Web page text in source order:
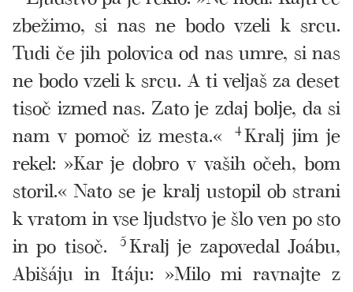
zbežimo, si nas ne bodo vzeli k srcu.
Tudi če jih polovica od nas umre, si nas
ne bodo vzeli k srcu. A ti veljaš za deset
tisoč izmed nas. Zato je zdaj bolje, da si
nam v pomoč iz mesta.«
4Kralj jim je
rekel: »Kar je dobro v vaših očeh, bom
storil.« Nato se je kralj ustopil ob strani
k vratom in vse ljudstvo je šlo ven po sto
in po tisoč.
5Kralj je zapovedal Joábu,
Abišáju in Itáju: »Milo mi ravnajte z